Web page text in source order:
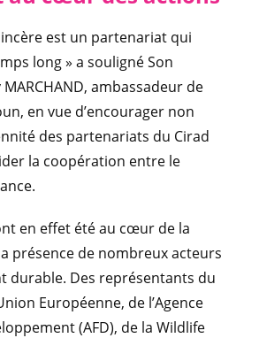
est un partenariat qui
long » a souligné Son
ambassadeur de
en vue d’encourager non
des partenariats du Cirad
la coopération entre le
en effet été au cœur de la
présence de nombreux acteurs
durable. Des représentants du
Européenne, de l’Agence
(AFD), de la Wildlife